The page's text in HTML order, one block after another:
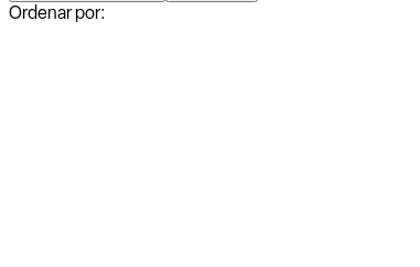
Ordenar por: